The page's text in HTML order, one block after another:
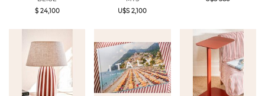
$ 24,100
U$S 2,100